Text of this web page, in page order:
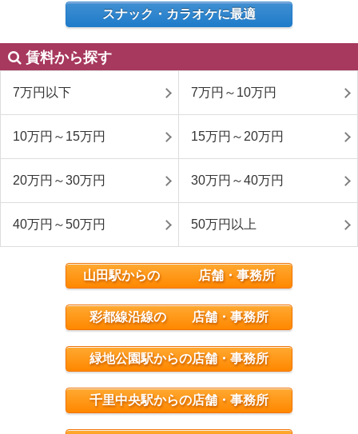
スナック・カラオケに最適
賃料から探す
7万円以下 7万円～10万円
10万円～15万円 15万円～20万円
20万円～30万円 30万円～40万円
40万円～50万円 50万円以上
山田駅からの 店舗・事務所
彩都線沿線の 店舗・事務所
緑地公園駅からの店舗・事務所
千里中央駅からの店舗・事務所